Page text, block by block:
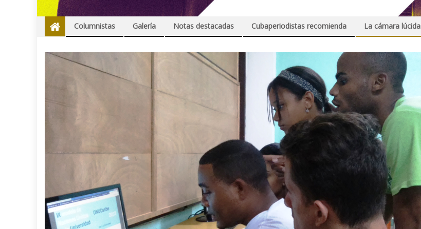
Columnistas Galería Notas destacadas Cubaperiodistas recomienda La cámara lúcida